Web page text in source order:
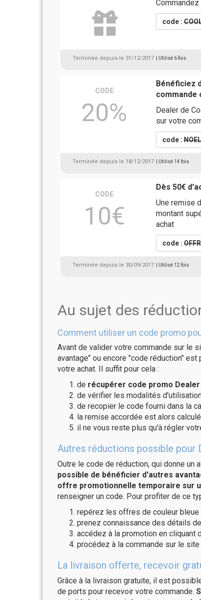
code :
Terminée depuis le 31/12/2017 | Utilisé 6 fois
CODE
20%
Bénéficiez
commande
Dealer de
sur votre
code :
Terminée depuis le 18/12/2017 | Utilisé 14 fois
CODE
10€
Dès 50€
Une remise
montant
achat
code :
Terminée depuis le 30/09/2017 | Utilisé 12 fois
Au sujet des
Comment utiliser un code promo
Avant de valider votre commande sur le
avantage" ou encore "code réduction"
votre achat. Il suffit pour cela :
de récupérer code promo
de vérifier les modalités
de recopier le code fourni dans la
la remise accordée est alors
il ne vous reste plus qu'à régler
Autres réductions possible pour
Outre le code de réduction, qui donne un
possible de bénéficier d'autres
offre promotionnelle temporaire sur
renseigner un code. Pour profiter de ce
repérez les offres de couleur bleue
prenez connaissance des détails
accédez à la promotion en
procédez à la commande sur le
La livraison offerte, recevoir
Grâce à la livraison gratuite, il est
de ports pour recevoir votre commande.